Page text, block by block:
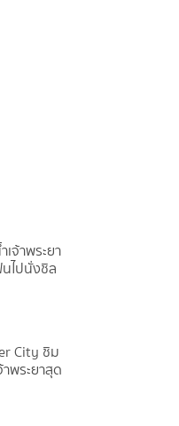
จ้าพระยา
ไปนั่งชิล
City ชิม
พระยาสุด